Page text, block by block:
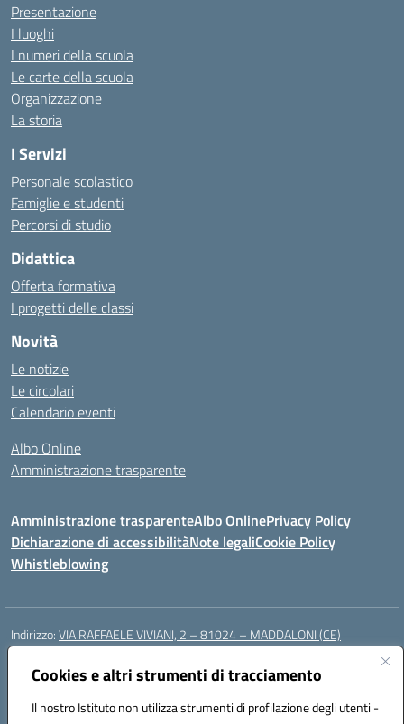
Cookies e altri strumenti di tracciamento
Il nostro Istituto non utilizza strumenti di profilazione degli utenti -
Presentazione
I luoghi
I numeri della scuola
Le carte della scuola
Organizzazione
La storia
I Servizi
Personale scolastico
Famiglie e studenti
Percorsi di studio
Didattica
Offerta formativa
I progetti delle classi
Novità
Le notizie
Le circolari
Calendario eventi
Albo Online
Amministrazione trasparente
Amministrazione trasparenteAlbo OnlinePrivacy Policy
Dichiarazione di accessibilitàNote legaliCookie Policy
Whistleblowing
Indirizzo:VIA RAFFAELE VIVIANI, 2 – 81024 – MADDALONI (CE)
Centralino:
Posta elettronica certificata (PEC):ceic8av00r@pec.istruzione.it
Codice fiscale: 93086020612